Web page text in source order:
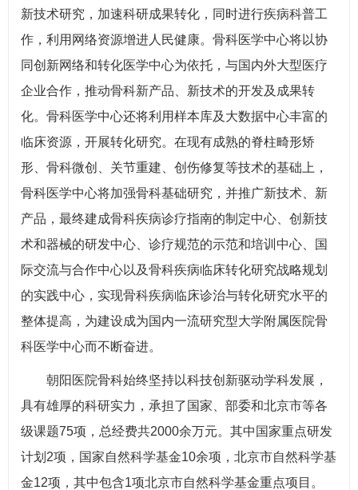
新技术研究，加速科研成果转化，同时进行疾病科普工
作，利用网络资源增进人民健康。骨科医学中心将以协
同创新网络和转化医学中心为依托，与国内外大型医疗
企业合作，推动骨科新产品、新技术的开发及成果转
化。骨科医学中心还将利用样本库及大数据中心丰富的
临床资源，开展转化研究。在现有成熟的脊柱畸形矫
形、骨科微创、关节重建、创伤修复等技术的基础上，
骨科医学中心将加强骨科基础研究，并推广新技术、新
产品，最终建成骨科疾病诊疗指南的制定中心、创新技
术和器械的研发中心、诊疗规范的示范和培训中心、国
际交流与合作中心以及骨科疾病临床转化研究战略规划
的实践中心，实现骨科疾病临床诊治与转化研究水平的
整体提高，为建设成为国内一流研究型大学附属医院骨
科医学中心而不断奋进。
朝阳医院骨科始终坚持以科技创新驱动学科发展，
具有雄厚的科研实力，承担了国家、部委和北京市等各
级课题75项，总经费共2000余万元。其中国家重点研发
计划2项，国家自然科学基金10余项，北京市自然科学基
金12项，其中包含1项北京市自然科学基金重点项目。